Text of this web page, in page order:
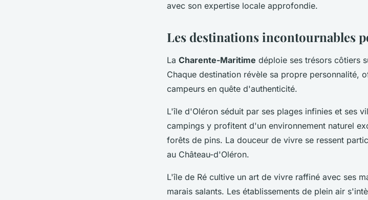
avec son expertise locale approfondie.
Les destinations incontournables
La Charente-Maritime déploie ses trésors côtiers
Chaque destination révèle sa propre personnalité,
campeurs en quête d'authenticité.
L'île d'Oléron séduit par ses plages infinies et ses
campings y profitent d'un environnement naturel
forêts de pins. La douceur de vivre se ressent
au Château-d'Oléron.
L'île de Ré cultive un art de vivre raffiné avec ses
marais salants. Les établissements de plein air